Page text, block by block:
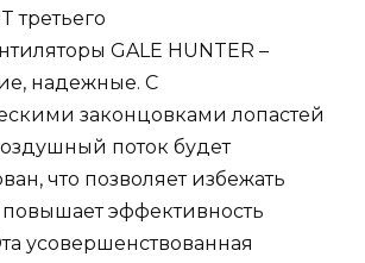
третьего
GALE HUNTER –
надежные. С
законцовками лопастей
поток будет
что позволяет избежать
эффективность
усовершенствованная